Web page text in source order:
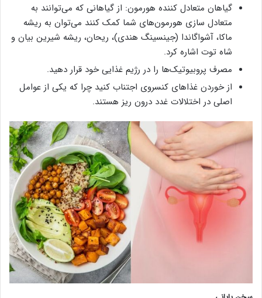
گیاهان متعادل کننده هورمون: از گیاهانی که می‌توانند به
متعادل سازی هورمون‌های شما کمک کنند می‌توان به ریشه
ماکا، آشواگاندا (جینسینگ هندی)، ریحان، ریشه شیرین بیان و
شاه توت اشاره کرد.
مصرف پروبیوتیک‌ها را در رژیم غذایی خود قرار دهید.
از خوردن غذاهای کنسروی اجتناب کنید چرا که یکی از عوامل
اصلی در اختلالات غدد درون ریز هستند.